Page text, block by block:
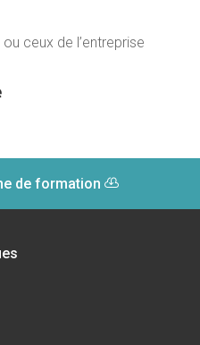
ou ceux de l’entreprise
de formation